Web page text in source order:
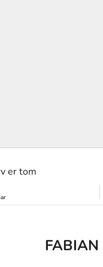
er tom
FABIAN